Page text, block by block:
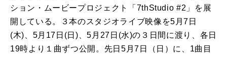
ション・ムービープロジェクト「7thStudio #2」を展
開している。３本のスタジオライブ映像を5月7日
(木)、5月17日(日)、5月27日(水)の３日間に渡り、各日
19時より１曲ずつ公開。先日5月7日（日）に、1曲目